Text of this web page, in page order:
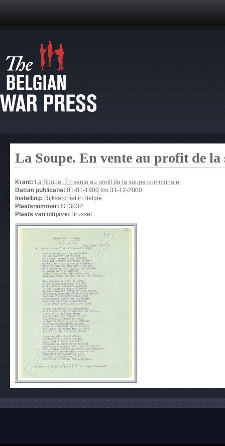
La Soupe. En vente au profit de la
Krant: La Soupe. En vente au profit de la soupe communale
Datum publicatie: 01-01-1900 t/m 31-12-2000
Instelling: Rijksarchief in België
Plaatsnummer: G13032
Plaats van uitgave: Brussel